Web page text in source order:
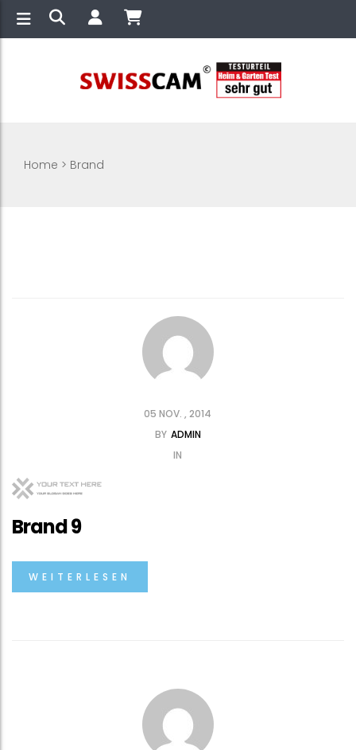
Home > Brand
05 NOV. , 2014
BY ADMIN
IN
Brand 9
WEITERLESEN